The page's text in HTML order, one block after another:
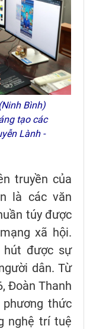
Bình)
tạo các
Lành -
truyền của
là các văn
túy được
xã hội.
được sự
dân. Từ
Đoàn Thanh
thức
nghệ trí tuệ